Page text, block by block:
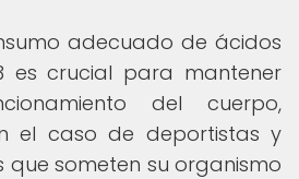
adecuado de ácidos
es crucial para mantener
del cuerpo,
el caso de deportistas y
que someten su organismo